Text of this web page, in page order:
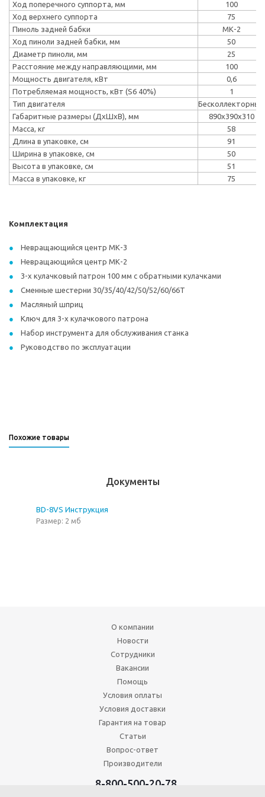
Ход поперечного суппорта, мм
100
Ход верхнего суппорта
75
Пиноль задней бабки
МК-2
Ход пиноли задней бабки, мм
50
Диаметр пиноли, мм
25
Расстояние между направляющими, мм
100
Мощность двигателя, кВт
0,6
Потребляемая мощность, кВт (S6 40%)
1
Тип двигателя
Бесколлекторный
Габаритные размеры (ДхШхВ), мм
890x390x310
Масса, кг
58
Длина в упаковке, см
91
Ширина в упаковке, см
50
Высота в упаковке, см
51
Масса в упаковке, кг
75
Комплектация
Невращающийся центр МК-3
Невращающийся центр МК-2
3-x кулачковый патрон 100 мм с обратными кулачками
Сменные шестерни 30/35/40/42/50/52/60/66T
Масляный шприц
Ключ для 3-х кулачкового патрона
Набор инструмента для обслуживания станка
Руководство по эксплуатации
Похожие товары
Документы
BD-8VS Инструкция
Размер: 2 мб
О компании
Новости
Сотрудники
Вакансии
Помощь
Условия оплаты
Условия доставки
Гарантия на товар
Статьи
Вопрос-ответ
Производители
8-800-500-20-78